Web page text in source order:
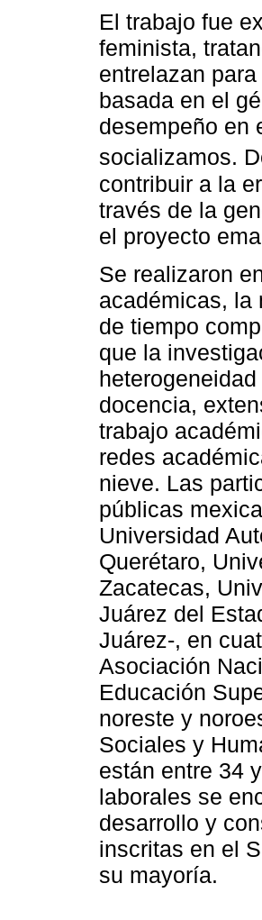
El trabajo fue
feminista,
entrelazan
basada en el
desempeño en
socializamos.
contribuir a la
través de la
el proyecto
Se realizaron
académicas, la
de tiempo
que la
docencia,
trabajo
redes
nieve. Las
públicas
Universidad
Querétaro,
Zacatecas,
Juárez del
Juárez-, en
Asociación
Educación
noreste y
Sociales y
están entre 34
laborales se
desarrollo y
inscritas en el
su mayoría.